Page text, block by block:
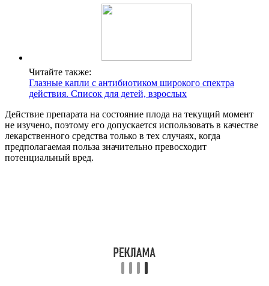
Читайте также:
Глазные капли с антибиотиком широкого спектра
действия. Список для детей, взрослых
Действие препарата на состояние плода на текущий момент
не изучено, поэтому его допускается использовать в качестве
лекарственного средства только в тех случаях, когда
предполагаемая польза значительно превосходит
потенциальный вред.